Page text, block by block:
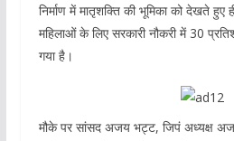
निर्माण में मातृशक्ति की भूमिका को देखते हुए
महिलाओं के लिए सरकारी नौकरी में 30
गया है।
मौके पर सांसद अजय भट्ट, जिपं अध्यक्ष